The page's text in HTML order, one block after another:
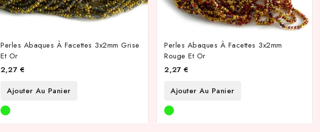
Perles Abaques À Facettes 3x2mm Grise
Et Or
2,27 €
Ajouter Au Panier
Perles Abaques À Facettes 3x2mm
Rouge Et Or
2,27 €
Ajouter Au Panier